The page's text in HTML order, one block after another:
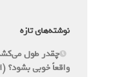
نوشته‌های تازه
چقدر طول
واقعاً خوبی بشود؟ (اثر